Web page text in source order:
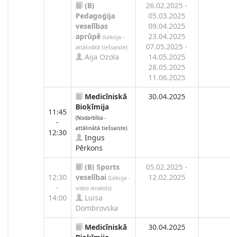
(B)
Pedagoģija
veselības
aprūpē (Lekcija -
attālinātā tiešsaiste)
Aija Ozola
26.02.2025 -
05.03.2025
09.04.2025
23.04.2025
07.05.2025 -
14.05.2025
28.05.2025
11.06.2025
11:45
-
12:30
Medicīniskā
Bioķīmija
(Nodarbība -
attālinātā tiešsaiste)
Ingus
Pērkons
30.04.2025
12:30
-
14:00
(B) Sports
veselībai (Lekcija -
video ieraksts)
Luisa
Dombrovska
05.02.2025 -
12.02.2025
Medicīniskā
30.04.2025